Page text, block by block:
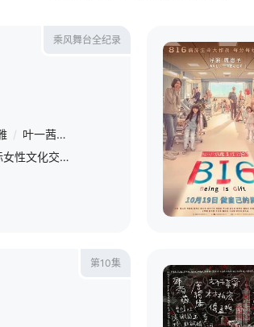
乘风舞台全纪录
/ 叶一茜 / / 江语晨 徐梦洁
《乘风2026》是芒果TV制作的国际女性文化交流与音乐竞演综艺节目，2025年10月28日，该节目在芒果TV秋季招商大会亮相，被列入平台2026年度综艺片单。将真实记录30位国际女性的舞台蜕变成长，节
第10集